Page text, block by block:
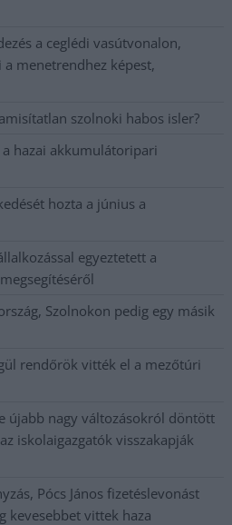
a ceglédi vasútvonalon,
menetrendhez képest,
szolnoki habos isler?
hazai akkumulátoripari
hozta a június a
egyeztetett a
Szolnokon pedig egy másik
rendőrök vitték el a mezőtúri
újabb nagy változásokról döntött
iskolaigazgatók visszakapják
Pócs János fizetéslevonást
kevesebbet vittek haza